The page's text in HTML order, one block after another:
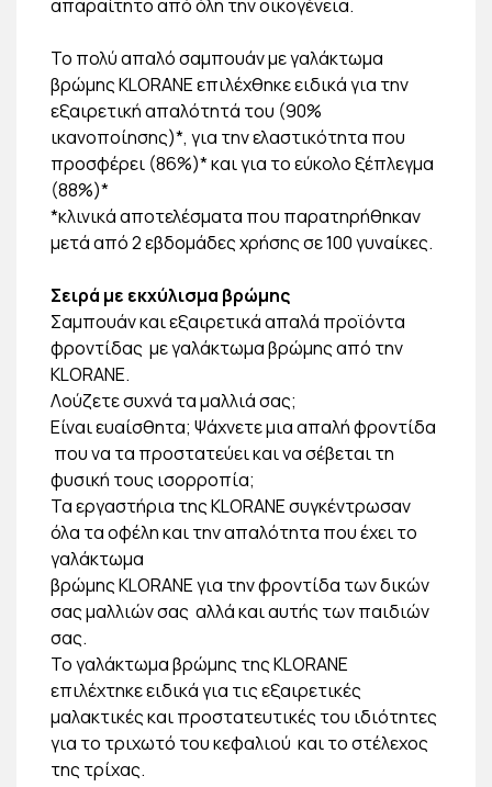
απαραίτητο από όλη την οικογένεια.
Το πολύ απαλό σαμπουάν με γαλάκτωμα
βρώμης KLORANE επιλέχθηκε ειδικά για την
εξαιρετική απαλότητά του (90%
ικανοποίησης)*, για την ελαστικότητα που
προσφέρει (86%)* και για το εύκολο ξέπλεγμα
(88%)*
*κλινικά αποτελέσματα που παρατηρήθηκαν
μετά από 2 εβδομάδες χρήσης σε 100 γυναίκες.
Σειρά με εκχύλισμα βρώμης
Σαμπουάν και εξαιρετικά απαλά προϊόντα
φροντίδας με γαλάκτωμα βρώμης από την
KLORANE.
Λούζετε συχνά τα μαλλιά σας;
Είναι ευαίσθητα; Ψάχνετε μια απαλή φροντίδα
που να τα προστατεύει και να σέβεται τη
φυσική τους ισορροπία;
Τα εργαστήρια της KLORANE συγκέντρωσαν
όλα τα οφέλη και την απαλότητα που έχει το
γαλάκτωμα
βρώμης KLORANE για την φροντίδα των δικών
σας μαλλιών σας αλλά και αυτής των παιδιών
σας.
Το γαλάκτωμα βρώμης της KLORANE
επιλέχτηκε ειδικά για τις εξαιρετικές
μαλακτικές και προστατευτικές του ιδιότητες
για το τριχωτό του κεφαλιού και το στέλεχος
της τρίχας.